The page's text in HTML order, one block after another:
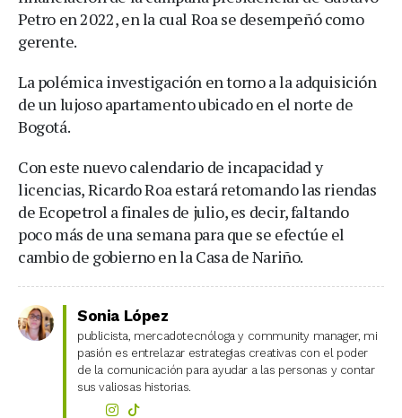
Petro en 2022, en la cual Roa se desempeñó como
gerente.
La polémica investigación en torno a la adquisición
de un lujoso apartamento ubicado en el norte de
Bogotá.
Con este nuevo calendario de incapacidad y
licencias, Ricardo Roa estará retomando las riendas
de Ecopetrol a finales de julio, es decir, faltando
poco más de una semana para que se efectúe el
cambio de gobierno en la Casa de Nariño.
Sonia López
publicista, mercadotecnóloga y community manager, mi
pasión es entrelazar estrategias creativas con el poder
de la comunicación para ayudar a las personas y contar
sus valiosas historias.